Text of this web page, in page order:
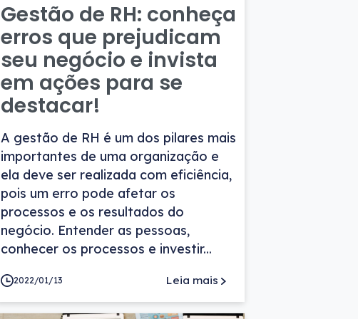
Gestão de RH: conheça
erros que prejudicam
seu negócio e invista
em ações para se
destacar!
A gestão de RH é um dos pilares mais
importantes de uma organização e
ela deve ser realizada com eficiência,
pois um erro pode afetar os
processos e os resultados do
negócio. Entender as pessoas,
conhecer os processos e investir...
2022/01/13 Leia mais